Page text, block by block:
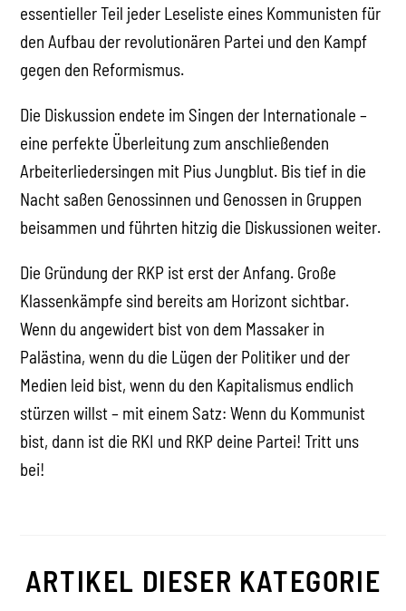
essentieller Teil jeder Leseliste eines Kommunisten für
den Aufbau der revolutionären Partei und den Kampf
gegen den Reformismus.
Die Diskussion endete im Singen der Internationale –
eine perfekte Überleitung zum anschließenden
Arbeiterliedersingen mit Pius Jungblut. Bis tief in die
Nacht saßen Genossinnen und Genossen in Gruppen
beisammen und führten hitzig die Diskussionen weiter.
Die Gründung der RKP ist erst der Anfang. Große
Klassenkämpfe sind bereits am Horizont sichtbar.
Wenn du angewidert bist von dem Massaker in
Palästina, wenn du die Lügen der Politiker und der
Medien leid bist, wenn du den Kapitalismus endlich
stürzen willst – mit einem Satz: Wenn du Kommunist
bist, dann ist die RKI und RKP deine Partei! Tritt uns
bei!
ARTIKEL DIESER KATEGORIE